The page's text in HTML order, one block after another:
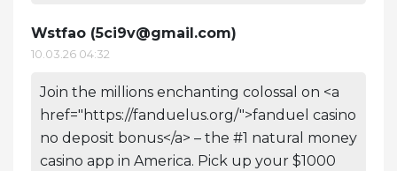
Wstfao (5ci9v@gmail.com)
10.03.26 04:32
Join the millions enchanting colossal on <a
href="https://fanduelus.org/">fanduel casino
no deposit bonus</a> – the #1 natural money
casino app in America. Pick up your $1000